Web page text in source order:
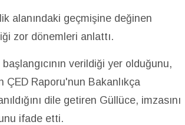
alanındaki geçmişine değinen
zor dönemleri anlattı.
verildiği yer olduğunu,
Raporu'nun Bakanlıkça
dile getiren Güllüce, imzasını
ifade etti.